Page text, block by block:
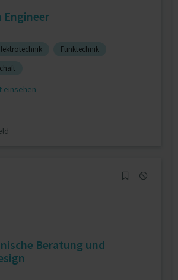
Engineer
Funktechnik
einsehen
Beratung und